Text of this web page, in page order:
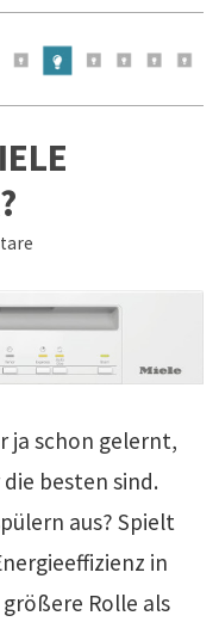
ja schon gelernt,
besten sind.
aus? Spielt
in
Rolle als